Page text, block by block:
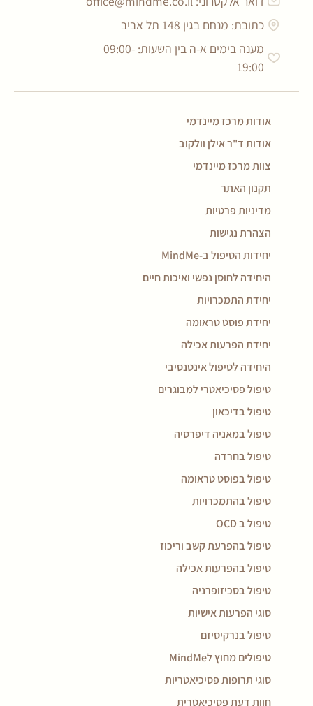
כתובת: מנחם בגין 148 תל אביב
מענה בימים א-ה בין השעות: 09:00-
19:00
אודות מרכז מיינדמי
אודות ד"ר אילן וולקוב
צוות מרכז מיינדמי
תקנון האתר
מדיניות פרטיות
הצהרת נגישות
יחידות הטיפול ב-MindMe
היחידה לחוסן נפשי ואיכות חיים
יחידת התמכרויות
יחידת פוסט טראומה
יחידת הפרעות אכילה
היחידה לטיפול אינטנסיבי
טיפול פסיכיאטרי למבוגרים
טיפול בדיכאון
טיפול במאניה דיפרסיה
טיפול בחרדה
טיפול בפוסט טראומה
טיפול בהתמכרויות
טיפול ב OCD
טיפול בהפרעת קשב וריכוז
טיפול בהפרעות אכילה
טיפול בסכיזופרניה
סוגי הפרעות אישיות
טיפול בנרקיסיזם
טיפולים מחוץ לMindMe
סוגי תרופות פסיכיאטריות
חוות דעת פסיכיאטרית